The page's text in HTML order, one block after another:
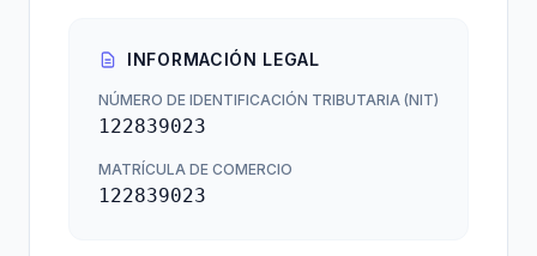
INFORMACIÓN LEGAL
NÚMERO DE IDENTIFICACIÓN TRIBUTARIA (NIT)
122839023
MATRÍCULA DE COMERCIO
122839023